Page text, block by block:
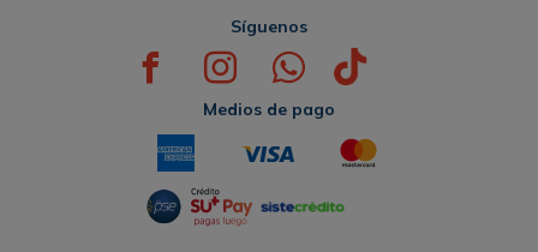
Síguenos
Medios de pago